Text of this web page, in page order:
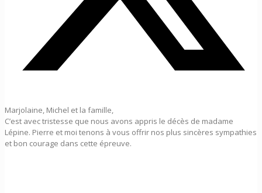
Marjolaine, Michel et la famille,
C’est avec tristesse que nous avons appris le décès de madame
Lépine. Pierre et moi tenons à vous offrir nos plus sincères sympathies
et bon courage dans cette épreuve.